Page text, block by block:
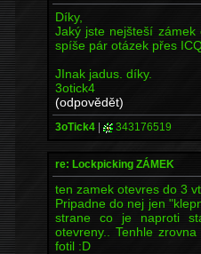
Díky,
Jaký jste nejšteší
spíše pár otázek přes
JInak jadus. díky.
3otick4
(odpovědět)
3oTick4 | 343176519
re: Lockpicking ZÁMEK
ten zamek otevres do 3
Pripadne do nej jen
strane co je naproti
otevreny.. Tenhle
fotil :D